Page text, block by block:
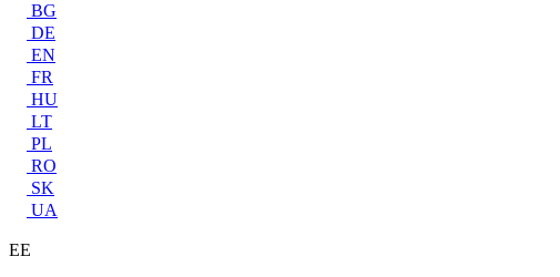
BG
DE
EN
FR
HU
LT
PL
RO
SK
UA
EE